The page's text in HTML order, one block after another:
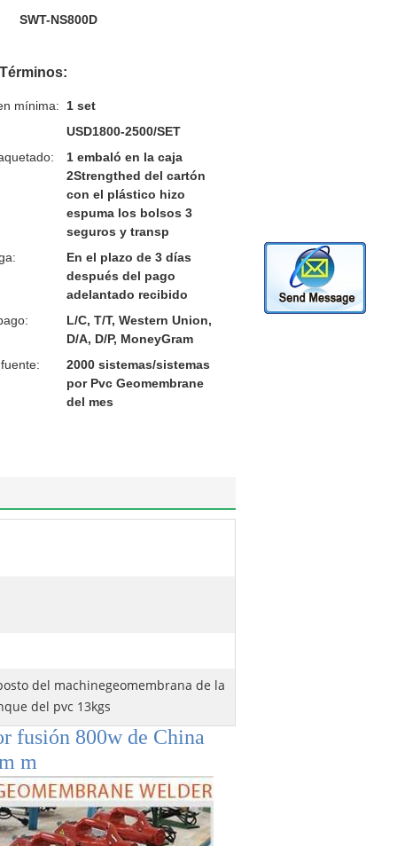
SWT-NS800D
mínima:
1 set
USD1800-2500/SET
1 embaló en la caja
2Strengthed del cartón
con el plástico hizo
espuma los bolsos 3
seguros y transp
En el plazo de 3 días
después del pago
adelantado recibido
L/C, T/T, Western Union,
D/A, D/P, MoneyGram
2000 sistemas/sistemas
por Pvc Geomembrane
del mes
del machinegeomembrana de la
del pvc 13kgs
fusión 800w de China
m